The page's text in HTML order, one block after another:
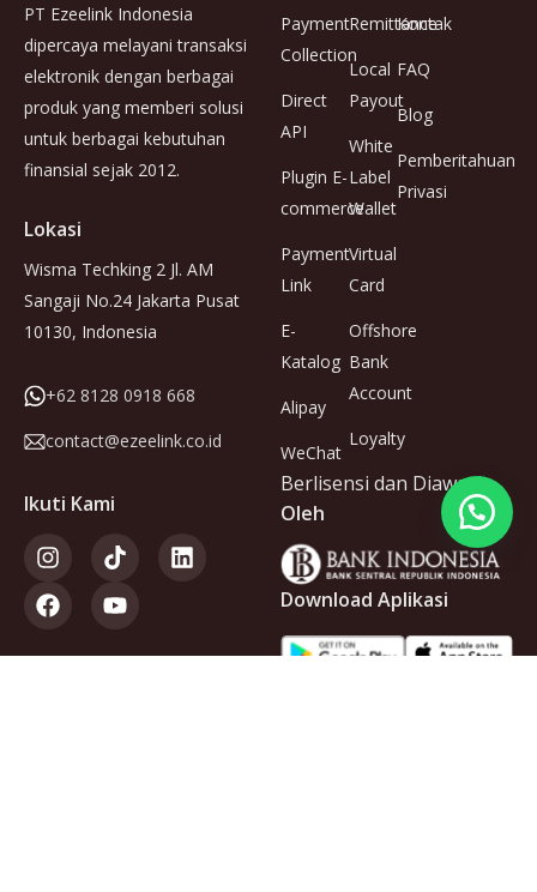
PT Ezeelink Indonesia
dipercaya melayani transaksi
elektronik dengan berbagai
produk yang memberi solusi
untuk berbagai kebutuhan
finansial sejak 2012.
Lokasi
Wisma Techking 2 Jl. AM
Sangaji No.24 Jakarta Pusat
10130, Indonesia
+62 8128 0918 668
contact@ezeelink.co.id
Ikuti Kami
Payment
Collection
Direct
API
Plugin E-
commerce
Payment
Link
E-
Katalog
Alipay
WeChat
Remittance
Local
Payout
White
Label
Wallet
Virtual
Card
Offshore
Bank
Account
Loyalty
Kontak
FAQ
Blog
Pemberitahuan
Privasi
Berlisensi dan Diawasi
Oleh
Download Aplikasi